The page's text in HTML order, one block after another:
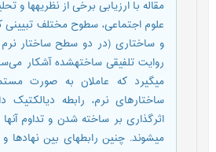
مقاله با ارزیابی برخی از نظریه­ها و
علوم اجتماعی، سطوح مختلف تبیینی
و ساختاری (در دو سطح ساختار
روایت تلفیقی ساخته­شده آشکار
می­گیرد که عاملان به صورت
ساختارهای نرم، رابطه دیالکتیک
اثرگذاری بر ساخته شدن و تداوم آنها
می­شوند. چنین رابطه­ای بین نهادها و